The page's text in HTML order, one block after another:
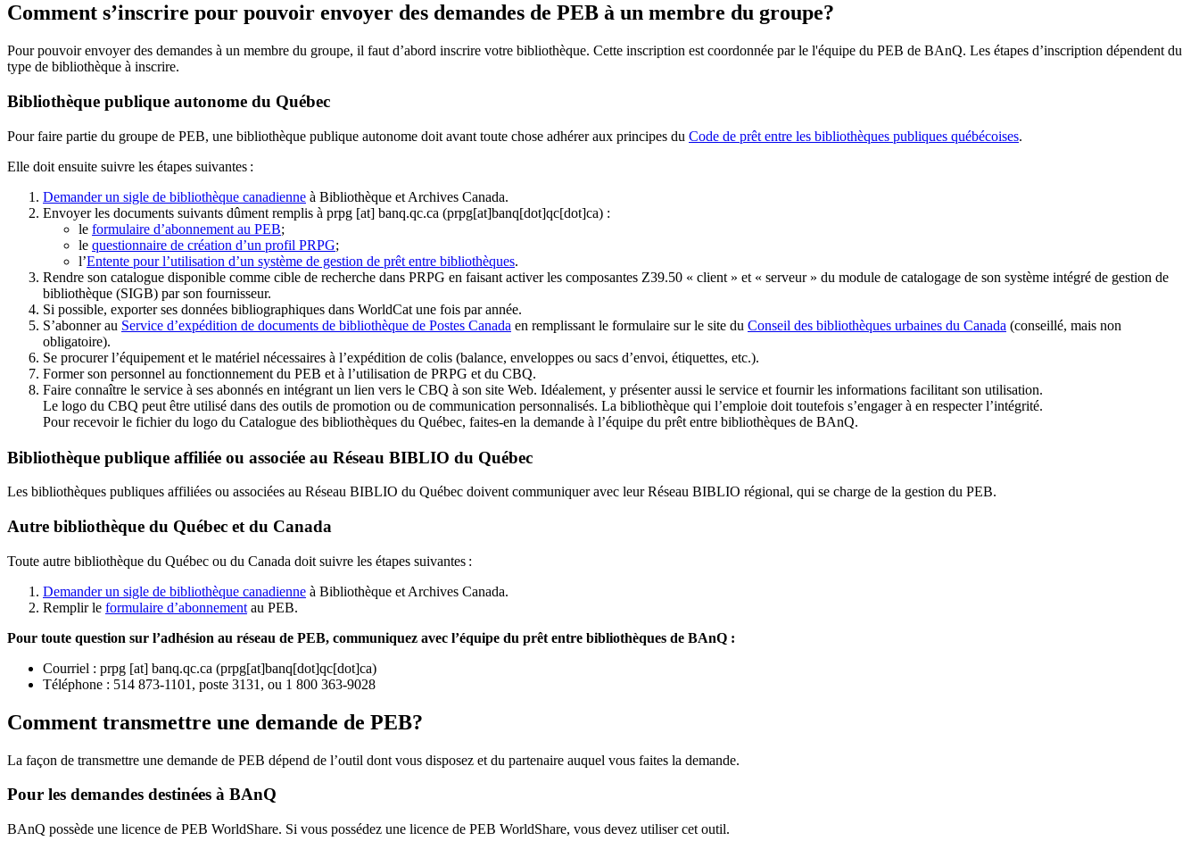
Comment s’inscrire pour pouvoir envoyer des demandes de PEB à un membre du groupe?
Pour pouvoir envoyer des demandes à un membre du groupe, il faut d’abord inscrire votre bibliothèque. Cette inscription est coordonnée par le l'équipe du PEB de BAnQ. Les étapes d’inscription dépendent du
type de bibliothèque à inscrire.
Bibliothèque publique autonome du Québec
Pour faire partie du groupe de PEB, une bibliothèque publique autonome doit avant toute chose adhérer aux principes du Code de prêt entre les bibliothèques publiques québécoises.
Elle doit ensuite suivre les étapes suivantes :
Demander un sigle de bibliothèque canadienne à Bibliothèque et Archives Canada.
Envoyer les documents suivants dûment remplis à prpg [at] banq.qc.ca (prpg[at]banq[dot]qc[dot]ca) :
le formulaire d’abonnement au PEB;
le questionnaire de création d’un profil PRPG;
l’Entente pour l’utilisation d’un système de gestion de prêt entre bibliothèques.
Rendre son catalogue disponible comme cible de recherche dans PRPG en faisant activer les composantes Z39.50 « client » et « serveur » du module de catalogage de son système intégré de gestion de
bibliothèque (SIGB) par son fournisseur.
Si possible, exporter ses données bibliographiques dans WorldCat une fois par année.
S’abonner au Service d’expédition de documents de bibliothèque de Postes Canada en remplissant le formulaire sur le site du Conseil des bibliothèques urbaines du Canada (conseillé, mais non
obligatoire).
Se procurer l’équipement et le matériel nécessaires à l’expédition de colis (balance, enveloppes ou sacs d’envoi, étiquettes, etc.).
Former son personnel au fonctionnement du PEB et à l’utilisation de PRPG et du CBQ.
Faire connaître le service à ses abonnés en intégrant un lien vers le CBQ à son site Web. Idéalement, y présenter aussi le service et fournir les informations facilitant son utilisation.
Le logo du CBQ peut être utilisé dans des outils de promotion ou de communication personnalisés. La bibliothèque qui l’emploie doit toutefois s’engager à en respecter l’intégrité.
Pour recevoir le fichier du logo du Catalogue des bibliothèques du Québec, faites-en la demande à l’équipe du prêt entre bibliothèques de BAnQ.
Bibliothèque publique affiliée ou associée au Réseau BIBLIO du Québec
Les bibliothèques publiques affiliées ou associées au Réseau BIBLIO du Québec doivent communiquer avec leur Réseau BIBLIO régional, qui se charge de la gestion du PEB.
Autre bibliothèque du Québec et du Canada
Toute autre bibliothèque du Québec ou du Canada doit suivre les étapes suivantes :
Demander un sigle de bibliothèque canadienne à Bibliothèque et Archives Canada.
Remplir le formulaire d’abonnement au PEB.
Pour toute question sur l’adhésion au réseau de PEB, communiquez avec l’équipe du prêt entre bibliothèques de BAnQ :
Courriel : prpg [at] banq.qc.ca (prpg[at]banq[dot]qc[dot]ca)
Téléphone : 514 873-1101, poste 3131, ou 1 800 363-9028
Comment transmettre une demande de PEB?
La façon de transmettre une demande de PEB dépend de l’outil dont vous disposez et du partenaire auquel vous faites la demande.
Pour les demandes destinées à BAnQ
BAnQ possède une licence de PEB WorldShare. Si vous possédez une licence de PEB WorldShare, vous devez utiliser cet outil.